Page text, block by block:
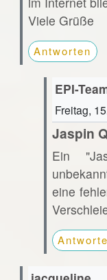
Viele Grüße
Antworten
EPI-
Freitag,
Jaspin
Ein
eine